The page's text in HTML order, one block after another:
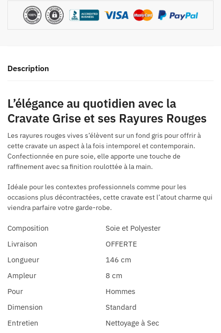
Description
L’élégance au quotidien avec la
Cravate Grise et ses Rayures Rouges
Les rayures rouges vives s’élèvent sur un fond gris pour offrir à
cette cravate un aspect à la fois intemporel et contemporain.
Confectionnée en pure soie, elle apporte une touche de
raffinement avec sa finition roulottée à la main.
Idéale pour les contextes professionnels comme pour les
occasions plus décontractées, cette cravate est l’atout charme qui
viendra parfaire votre garde-robe.
Composition
Soie et Polyester
Livraison
OFFERTE
Longueur
146 cm
Ampleur
8 cm
Pour
Hommes
Dimension
Standard
Entretien
Nettoyage à Sec